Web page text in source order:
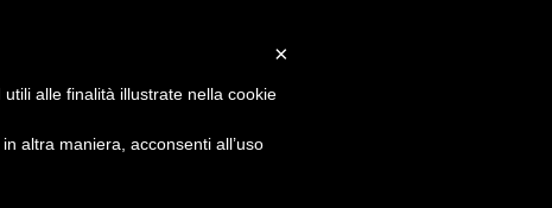
×
alle finalità illustrate nella cookie
altra maniera, acconsenti all’uso